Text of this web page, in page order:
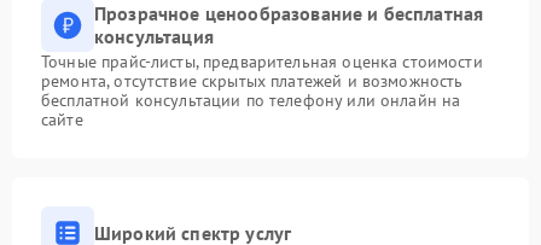
Прозрачное ценообразование и бесплатная
консультация
Точные прайс-листы, предварительная оценка стоимости
ремонта, отсутствие скрытых платежей и возможность
бесплатной консультации по телефону или онлайн на
сайте
Широкий спектр услуг